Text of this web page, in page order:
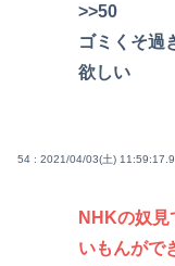
>>50
ゴミくそ過
欲しい
54 : 2021/04/03(土)
NHKの奴
いもんがで